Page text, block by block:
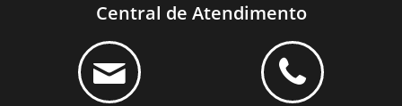
Central de Atendimento